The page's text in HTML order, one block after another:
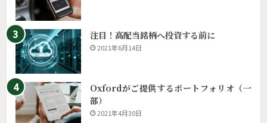
注目！高配当銘柄へ投資する前に
2021年6月14日
Oxfordがご提供するポートフォリオ（一
部）
2021年4月30日